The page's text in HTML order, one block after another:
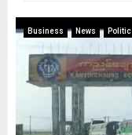
Business News Politic